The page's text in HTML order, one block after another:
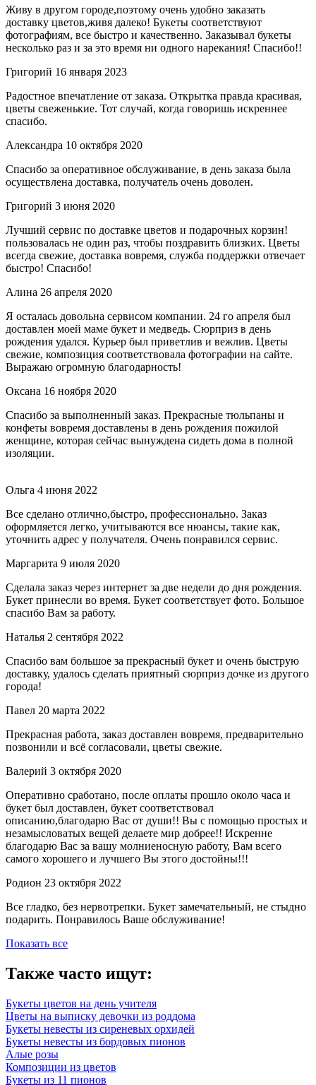
Живу в другом городе,поэтому очень удобно заказать
доставку цветов,живя далеко! Букеты соответствуют
фотографиям, все быстро и качественно. Заказывал букеты
несколько раз и за это время ни одного нарекания! Спасибо!!
Григорий 16 января 2023
Радостное впечатление от заказа. Открытка правда красивая,
цветы свеженькие. Тот случай, когда говоришь искреннее
спасибо.
Александра 10 октября 2020
Спасибо за оперативное обслуживание, в день заказа была
осуществлена доставка, получатель очень доволен.
Григорий 3 июня 2020
Лучший сервис по доставке цветов и подарочных корзин!
пользовалась не один раз, чтобы поздравить близких. Цветы
всегда свежие, доставка вовремя, служба поддержки отвечает
быстро! Спасибо!
Алина 26 апреля 2020
Я осталась довольна сервисом компании. 24 го апреля был
доставлен моей маме букет и медведь. Сюрприз в день
рождения удался. Курьер был приветлив и вежлив. Цветы
свежие, композиция соответствовала фотографии на сайте.
Выражаю огромную благодарность!
Оксана 16 ноября 2020
Спасибо за выполненный заказ. Прекрасные тюльпаны и
конфеты вовремя доставлены в день рождения пожилой
женщине, которая сейчас вынуждена сидеть дома в полной
изоляции.
Ольга 4 июня 2022
Все сделано отлично,быстро, профессионально. Заказ
оформляется легко, учитываются все нюансы, такие как,
уточнить адрес у получателя. Очень понравился сервис.
Маргарита 9 июля 2020
Сделала заказ через интернет за две недели до дня рождения.
Букет принесли во время. Букет соответствует фото. Большое
спасибо Вам за работу.
Наталья 2 сентября 2022
Спасибо вам большое за прекрасный букет и очень быструю
доставку, удалось сделать приятный сюрприз дочке из другого
города!
Павел 20 марта 2022
Прекрасная работа, заказ доставлен вовремя, предварительно
позвонили и всё согласовали, цветы свежие.
Валерий 3 октября 2020
Оперативно сработано, после оплаты прошло около часа и
букет был доставлен, букет соответствовал
описанию,благодарю Вас от души!! Вы с помощью простых и
незамысловатых вещей делаете мир добрее!! Искренне
благодарю Вас за вашу молниеносную работу, Вам всего
самого хорошего и лучшего Вы этого достойны!!!
Родион 23 октября 2022
Все гладко, без нервотрепки. Букет замечательный, не стыдно
подарить. Понравилось Ваше обслуживание!
Показать все
Также часто ищут:
Букеты цветов на день учителя
Цветы на выписку девочки из роддома
Букеты невесты из сиреневых орхидей
Букеты невесты из бордовых пионов
Алые розы
Композиции из цветов
Букеты из 11 пионов